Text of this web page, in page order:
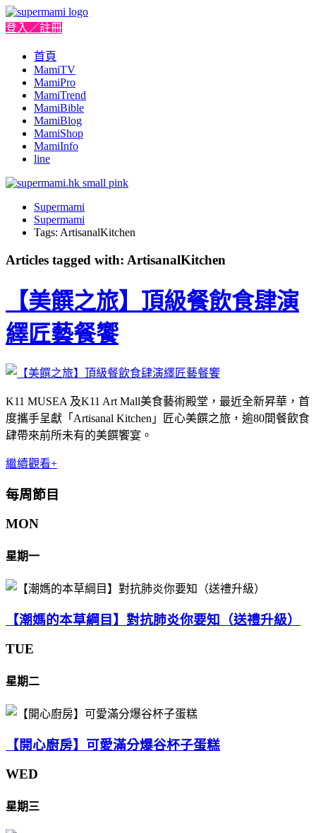
登入／註冊
首頁
MamiTV
MamiPro
MamiTrend
MamiBible
MamiBlog
MamiShop
MamiInfo
line
Supermami
Supermami
Tags: ArtisanalKitchen
Articles tagged with: ArtisanalKitchen
【美饌之旅】頂級餐飲食肆演
繹匠藝餐饗
K11 MUSEA 及K11 Art Mall美食藝術殿堂，最近全新昇華，首
度攜手呈獻「Artisanal Kitchen」匠心美饌之旅，逾80間餐飲食
肆帶來前所未有的美饌饗宴。
繼續觀看+
每周節目
MON
星期一
【潮媽的本草綱目】對抗肺炎你要知（送禮升級）
TUE
星期二
【開心廚房】可愛滿分爆谷杯子蛋糕
WED
星期三